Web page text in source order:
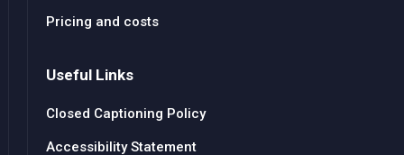
Pricing and costs
Useful Links
Closed Captioning Policy
Accessibility Statement